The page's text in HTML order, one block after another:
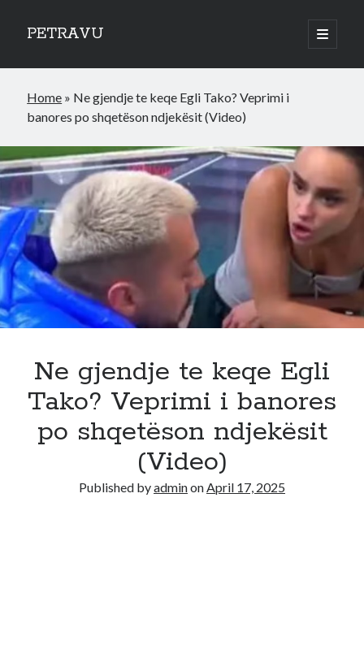
PETRAVU
open
primary
Sidebar
Bank
Credit Cards
World
Home » Ne gjendje te keqe Egli Tako? Veprimi i
banores po shqetëson ndjekësit (Video)
Ne gjendje te keqe Egli
Tako? Veprimi i banores
po shqetëson ndjekësit
(Video)
Published byadminonApril 17, 2025